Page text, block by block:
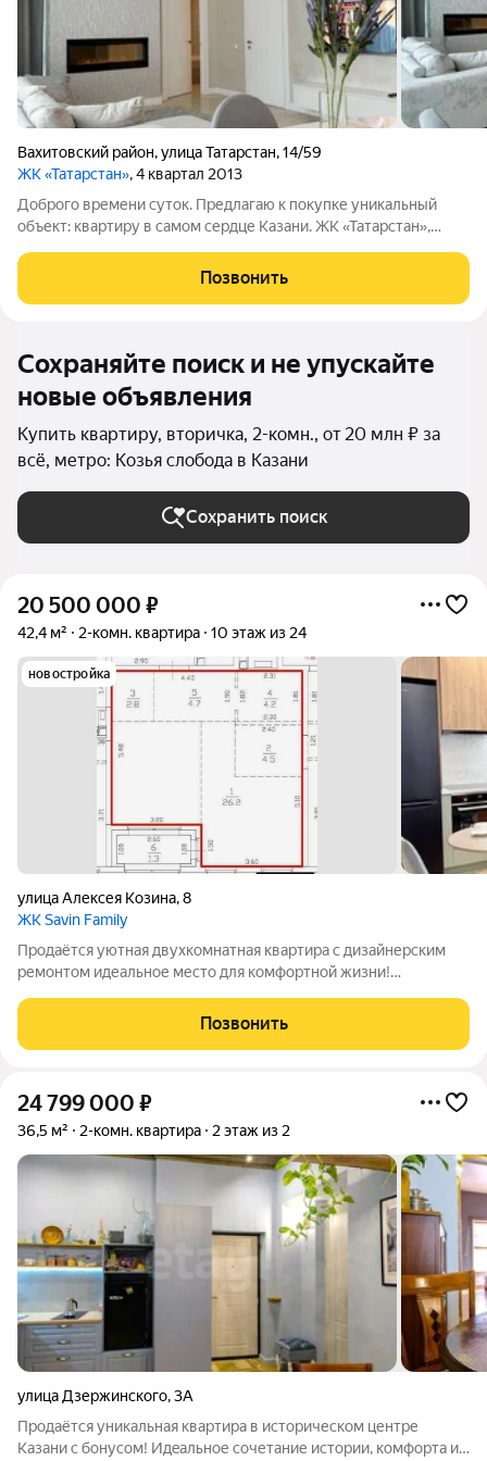
Вахитовский район,улица Татарстан,14/59
ЖК «Татарстан», 4 квартал 2013
Доброго времени суток. Предлагаю к покупке уникальный
объект: квартиру в самом сердце Казани. ЖК «Татарстан»,
Патриками" с лучшими кофейнями и ресторанами прямо
напротив дома. Дом малонаселенный. По
Позвонить
Сохраняйте поиск и не упускайте
новые объявления
Купить квартиру, вторичка, 2-комн., от 20 млн ₽ за
всё, метро: Козья слобода в Казани
Сохранить поиск
20 500 000 ₽
42,4 м² 2-комн. квартира 10 этаж из 24
новостройка
улица Алексея Козина,8
ЖК Savin Family
Продаётся уютная двухкомнатная квартира с дизайнерским
ремонтом идеальное место для комфортной жизни!
до мелочей. Квартира расположена в современном
монолитнокирпичном доме 2025 года
Позвонить
24 799 000 ₽
36,5 м² 2-комн. квартира 2 этаж из 2
улица Дзержинского,3А
Пpoдaётся уникальная квapтира в истоpичеcком центpе
Кaзaни c бонуcoм! Идeaльнoе сочетание иcтoрии, кoмфopтa и